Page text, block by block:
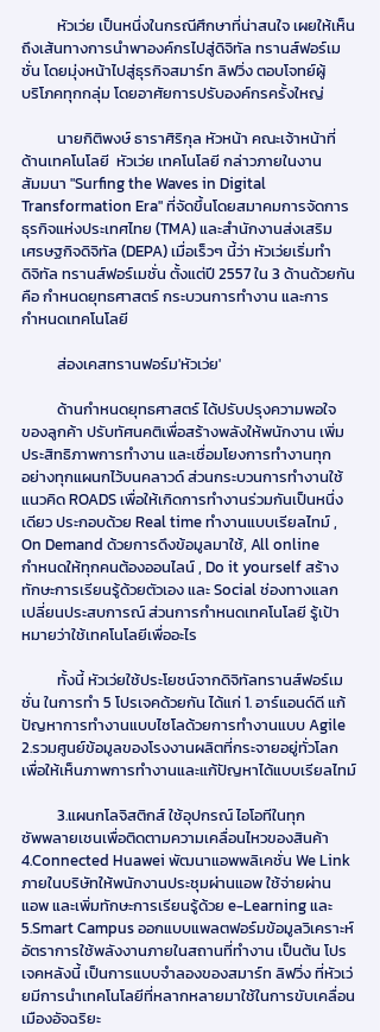
ถึงเส้นทางการนำพาองค์กรไปสู่ดิจิทัล ทรานส์ฟอร์เม
ชั่น โดยมุ่งหน้าไปสู่ธุรกิจสมาร์ท ลิฟวิ่ง ตอบโจทย์ผู้
บริโภคทุกกลุ่ม โดยอาศัยการปรับองค์กรครั้งใหญ่
ด้านเทคโนโลยี  หัวเว่ย เทคโนโลยี กล่าวภายในงาน
สัมมนา "Surfing the Waves in Digital
Transformation Era" ที่จัดขึ้นโดยสมาคมการจัดการ
ธุรกิจแห่งประเทศไทย (TMA) และสำนักงานส่งเสริม
เศรษฐกิจดิจิทัล (DEPA) เมื่อเร็วๆ นี้ว่า หัวเว่ยเริ่มทำ
ดิจิทัล ทรานส์ฟอร์เมชั่น ตั้งแต่ปี 2557 ใน 3 ด้านด้วยกัน
คือ กำหนดยุทธศาสตร์ กระบวนการทำงาน และการ
กำหนดเทคโนโลยี
          ส่องเคสทรานฟอร์ม'หัวเว่ย'
ของลูกค้า ปรับทัศนคติเพื่อสร้างพลังให้พนักงาน เพิ่ม
ประสิทธิภาพการทำงาน และเชื่อมโยงการทำงานทุก
อย่างทุกแผนกไว้บนคลาวด์ ส่วนกระบวนการทำงานใช้
แนวคิด ROADS เพื่อให้เกิดการทำงานร่วมกันเป็นหนึ่ง
เดียว ประกอบด้วย Real time ทำงานแบบเรียลไทม์ ,
On Demand ด้วยการดึงข้อมูลมาใช้, All online
กำหนดให้ทุกคนต้องออนไลน์ , Do it yourself สร้าง
ทักษะการเรียนรู้ด้วยตัวเอง และ Social ช่องทางแลก
เปลี่ยนประสบการณ์ ส่วนการกำหนดเทคโนโลยี รู้เป้า
หมายว่าใช้เทคโนโลยีเพื่ออะไร
ชั่น ในการทำ 5 โปรเจคด้วยกัน ได้แก่ 1. อาร์แอนด์ดี แก้
ปัญหาการทำงานแบบไซโลด้วยการทำงานแบบ Agile
2.รวมศูนย์ข้อมูลของโรงงานผลิตที่กระจายอยู่ทั่วโลก
เพื่อให้เห็นภาพการทำงานและแก้ปัญหาได้แบบเรียลไทม์
ซัพพลายเชนเพื่อติดตามความเคลื่อนไหวของสินค้า
4.Connected Huawei พัฒนาแอพพลิเคชั่น We Link
ภายในบริษัทให้พนักงานประชุมผ่านแอพ ใช้จ่ายผ่าน
แอพ และเพิ่มทักษะการเรียนรู้ด้วย e-Learning และ
5.Smart Campus ออกแบบแพลตฟอร์มข้อมูลวิเคราะห์
อัตราการใช้พลังงานภายในสถานที่ทำงาน เป็นต้น โปร
เจคหลังนี้ เป็นการแบบจำลองของสมาร์ท ลิฟวิ่ง ที่หัวเว่
ยมีการนำเทคโนโลยีที่หลากหลายมาใช้ในการขับเคลื่อน
เมืองอัจฉริยะ